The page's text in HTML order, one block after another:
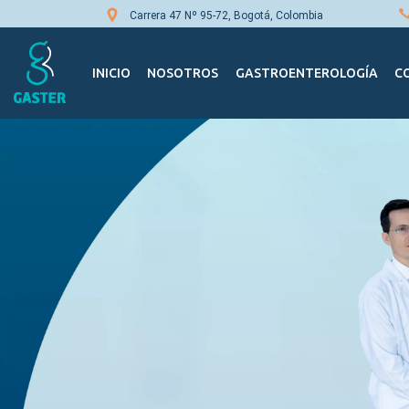
Carrera 47 Nº 95-72, Bogotá, Colombia
INICIO NOSOTROS GASTROENTEROLOGÍA